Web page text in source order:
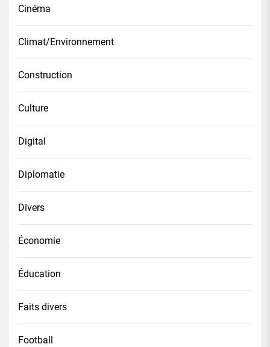
Cinéma
Climat/Environnement
Construction
Culture
Digital
Diplomatie
Divers
Économie
Éducation
Faits divers
Football